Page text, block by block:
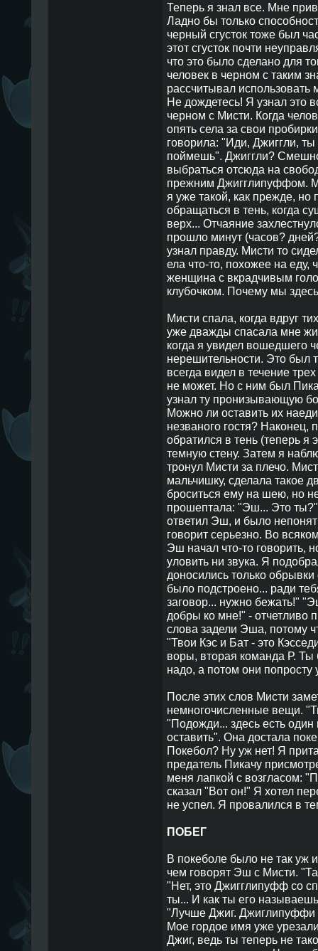
Теперь я знал все. Мне
Ладно бы только
черный сгусток тоже был
этот сгусток почти
что это было сделано для
человек в черном с таким
рассчитывал
Не дождетесь! Я узнал это
черном с Мисти. Когда
опять села за свои
говорила: "Иди, Джиггли, ты
поймешь". Джиггли?
выбраться отсюда на
прежним Джигглипуффом.
я уже такой, как прежде, но
обращаться в тень, когда
верх... Отчаяние
прошло минут (часов?
узнал правду. Мисти то
ела что-то, похожее на еду,
женщина с вкрадчивым
клубочком. Почему мы
Мисти спала, когда вдруг
уже дважды спасала мне
когда я увидел вошедшего
нерешительности. Это был
всегда видел в течение
не может. Но с ним был
узнал ту пронизывающую
Можно ли оставить их
незваного гостя?
обратился в тень (теперь я
темную стену. Затем я
тронул Мисти за плечо.
мальчишку, сделала такое
броситься ему на шею, но
прошептала: "Эш... Это ты?"
ответил Эш, и было
говорит серьезно. Во
Эш начал что-то говорить,
уловить ни звука. Я
доносились только
было подстроено... ради
заговор... нужно бежать!"
добры ко мне!" - отчетливо
слова задели Эша, потому
"Твои Кэс и Бат - это
воры, вторая команда Р.
надо, а потом они попросту
После этих слов Мисти
немногочисленные вещи.
"Подожди... здесь есть один
оставить". Она достала
Покебол? Ну уж нет! Я
предатель Пикачу
меня лапкой с возгласом:
сказал "Вот он!" Я хотел
не успел. Я провалился в
ПОБЕГ
В покеболе было не так уж
чем говорят Эш с Мисти.
"Нет, это Джигглипуфф со
ты... И как ты его
"Лучше Джиг. Джиглипуффи
Мое гордое имя уже
Джиг, ведь ты теперь не